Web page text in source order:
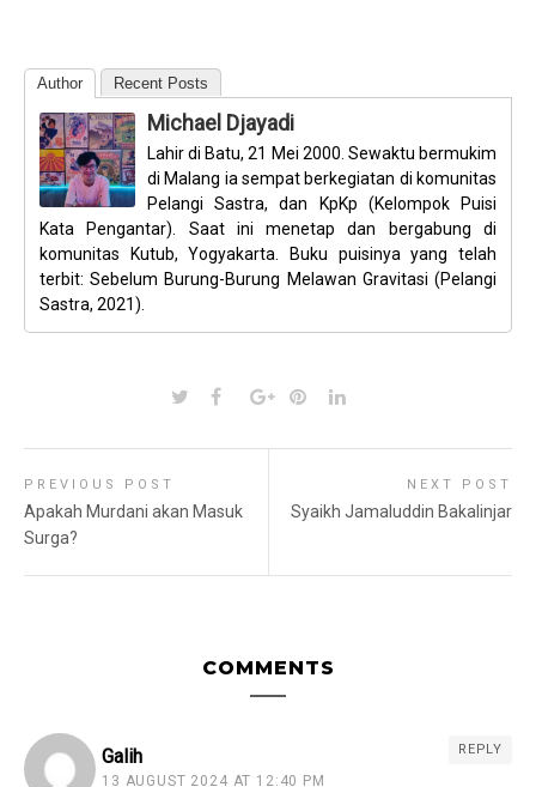
Author Recent Posts
Michael Djayadi
Lahir di Batu, 21 Mei 2000. Sewaktu bermukim
di Malang ia sempat berkegiatan di komunitas
Pelangi Sastra, dan KpKp (Kelompok Puisi
Kata Pengantar). Saat ini menetap dan bergabung di
komunitas Kutub, Yogyakarta. Buku puisinya yang telah
terbit: Sebelum Burung-Burung Melawan Gravitasi (Pelangi
Sastra, 2021).
PREVIOUS POST
Apakah Murdani akan Masuk
Surga?
NEXT POST
Syaikh Jamaluddin Bakalinjar
COMMENTS
Galih
13 AUGUST 2024 AT 12:40 PM
REPLY